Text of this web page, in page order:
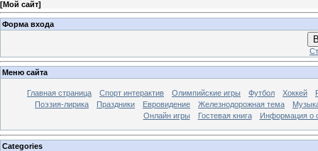
[Мой сайт]
Форма входа
Меню сайта
Главная страница Спорт интерактив Олимпийские игры Футбол Хоккей
Поэзия-лирика
Праздники Евровидение Железнодорожная тема
Онлайн игры
Гостевая книга Информация о
Categories